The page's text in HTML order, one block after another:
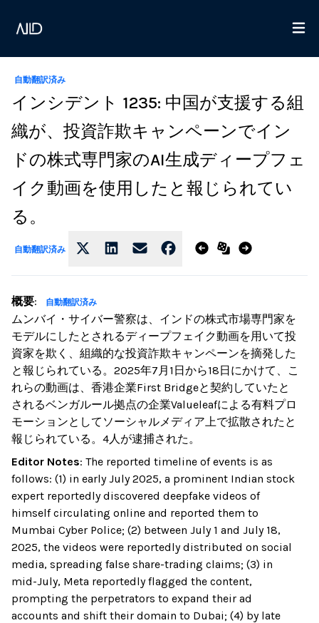
自動翻訳済み
インシデント 1235: 中国が支援する組
織が、投資詐欺キャンペーンでイン
ドの株式専門家のAI生成ディープフェ
イク動画を使用したと報じられてい
る。
自動翻訳済み
概要: 自動翻訳済み
ムンバイ・サイバー警察は、インドの株式市場専門家を
モデルにしたとされるディープフェイク動画を用いて投
資家を欺く、組織的な投資詐欺キャンペーンを摘発した
と報じられている。2025年7月1日から18日にかけて、こ
れらの動画は、香港企業First Bridgeと契約していたと
されるベンガルール拠点の企業Valueleafによる有料プロ
モーションとしてソーシャルメディア上で拡散されたと
報じられている。4人が逮捕された。
Editor Notes: The reported timeline of events is as
follows: (1) in early July 2025, a prominent Indian stock
expert reportedly discovered deepfake videos of
himself circulating online and reported them to
Mumbai Cyber Police; (2) between July 1 and July 18,
2025, the videos were reportedly distributed on social
media, spreading false share-trading claims; (3) in
mid-July, Meta reportedly flagged the content,
prompting the perpetrators to expand their ad
accounts and shift their domain to Dubai; (4) by late